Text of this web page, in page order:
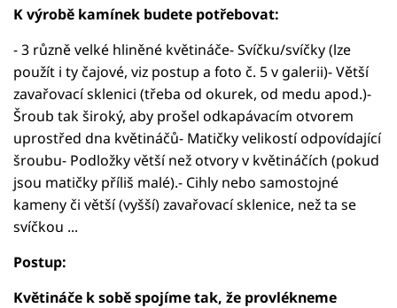
K výrobě kamínek budete potřebovat:
- 3 různě velké hliněné květináče- Svíčku/svíčky (lze
použít i ty čajové, viz postup a foto č. 5 v galerii)- Větší
zavařovací sklenici (třeba od okurek, od medu apod.)-
Šroub tak široký, aby prošel odkapávacím otvorem
uprostřed dna květináčů- Matičky velikostí odpovídající
šroubu- Podložky větší než otvory v květináčích (pokud
jsou matičky příliš malé).- Cihly nebo samostojné
kameny či větší (vyšší) zavařovací sklenice, než ta se
svíčkou ...
Postup:
Květináče k sobě spojíme tak, že provlékneme